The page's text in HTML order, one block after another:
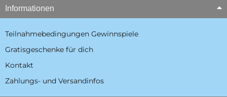
Informationen
Teilnahmebedingungen Gewinnspiele
Gratisgeschenke für dich
Kontakt
Zahlungs- und Versandinfos